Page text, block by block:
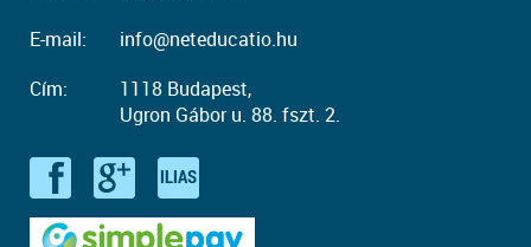
E-mail:
info@neteducatio.hu
Cím:
1118 Budapest,
Ugron Gábor u. 88. fszt. 2.